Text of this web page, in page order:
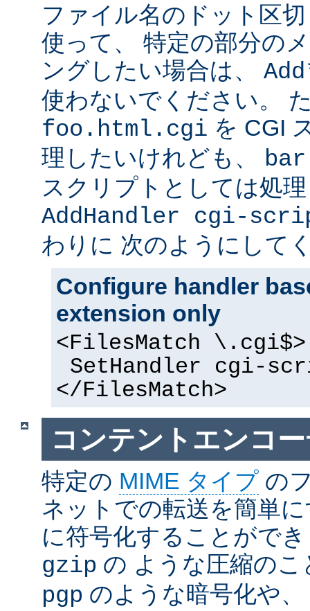
ファイル名のドット区
使って、 特定の部分の
ングしたい場合は、
使わないでください。
foo.html.cgi を CGI
理したいけれども、
スクリプトとしては処
AddHandler cgi-
わりに 次のようにして
Configure handler
extension only
<FilesMatch \.cgi$>
SetHandler cgi-
</FilesMatch>
コンテントエンコ
特定の MIME タイプ の
ネットでの転送を簡単
に符号化することがで
gzip の ような圧縮の
pgp のような暗号化や